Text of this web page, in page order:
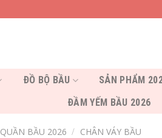
ĐỒ BỘ BẦU SẢN PHẨM
ĐẦM YẾM BẦU 2026
QUẦN BẦU 2026 / CHÂN VÁY BẦU